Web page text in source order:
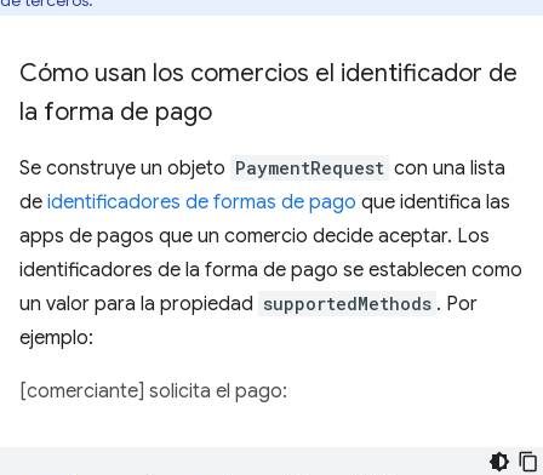
Cómo usan los comercios el identificador de
la forma de pago
Se construye un objeto PaymentRequest con una lista
de identificadores de formas de pago que identifica las
apps de pagos que un comercio decide aceptar. Los
identificadores de la forma de pago se establecen como
un valor para la propiedad supportedMethods . Por
ejemplo:
[comerciante] solicita el pago: